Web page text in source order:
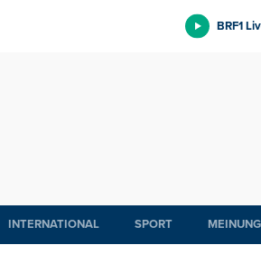
BRF1
INTERNATIONAL SPORT MEINUNG